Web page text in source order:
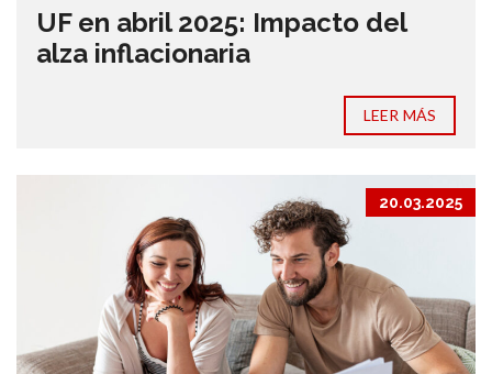
UF en abril 2025: Impacto del
alza inflacionaria
LEER MÁS
20.03.2025